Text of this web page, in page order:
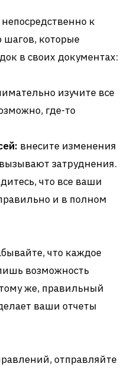
к
шагов, которые
в своих документах:
изучите все
где-то
внесите изменения
затруднения.
что все ваши
и в полном
что каждое
возможность
же, правильный
ваши отчеты
отправляйте